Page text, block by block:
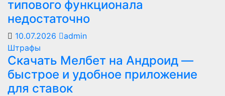
типового функционала
недостаточно
10.07.2026
admin
Штрафы
Скачать Мелбет на Андроид —
быстрое и удобное приложение
для ставок